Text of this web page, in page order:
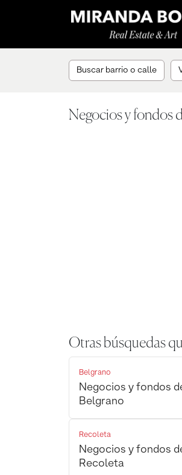
Buscar barrio o calle
Negocios y fondos
Otras búsquedas
Belgrano
Negocios y fondos
Belgrano
Recoleta
Negocios y fondos
Recoleta